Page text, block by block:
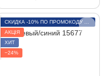
АКЦІЯ
ХИТ
−24%